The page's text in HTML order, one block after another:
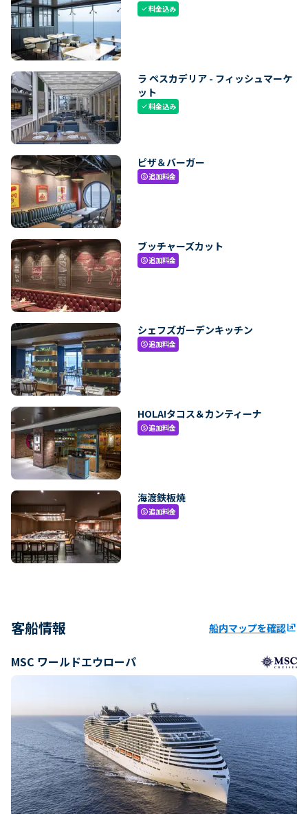
check料金込み
ラ ペスカデリア - フィッシュマーケ
ット
check料金込み
ピザ＆バーガー
paid追加料金
ブッチャーズカット
paid追加料金
シェフズガーデンキッチン
paid追加料金
HOLA!タコス＆カンティーナ
paid追加料金
海渡鉄板焼
paid追加料金
客船情報 船内マップを確認ungroup
MSC ワールドエウローパ